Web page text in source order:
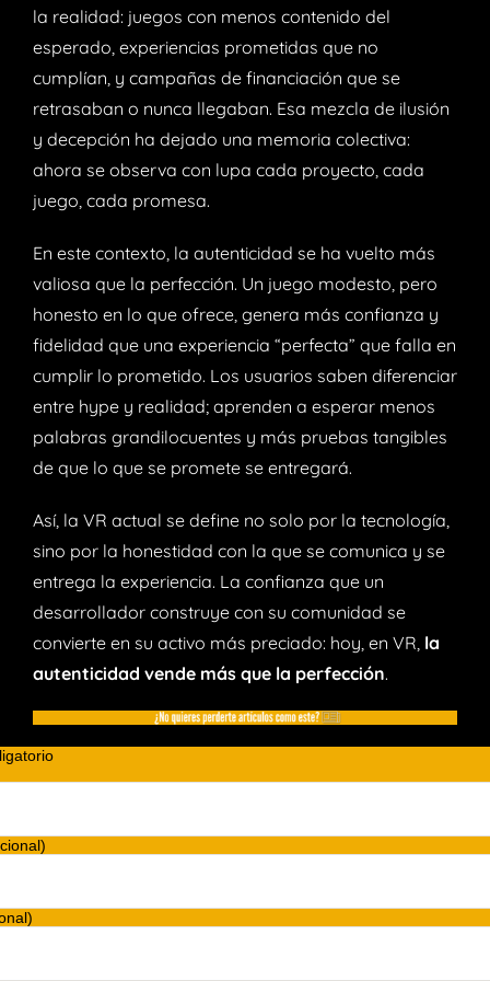
la realidad: juegos con menos contenido del
esperado, experiencias prometidas que no
cumplían, y campañas de financiación que se
retrasaban o nunca llegaban. Esa mezcla de ilusión
y decepción ha dejado una memoria colectiva:
ahora se observa con lupa cada proyecto, cada
juego, cada promesa.
En este contexto, la autenticidad se ha vuelto más
valiosa que la perfección. Un juego modesto, pero
honesto en lo que ofrece, genera más confianza y
fidelidad que una experiencia “perfecta” que falla en
cumplir lo prometido. Los usuarios saben diferenciar
entre hype y realidad; aprenden a esperar menos
palabras grandilocuentes y más pruebas tangibles
de que lo que se promete se entregará.
Así, la VR actual se define no solo por la tecnología,
sino por la honestidad con la que se comunica y se
entrega la experiencia. La confianza que un
desarrollador construye con su comunidad se
convierte en su activo más preciado: hoy, en VR, la
autenticidad vende más que la perfección.